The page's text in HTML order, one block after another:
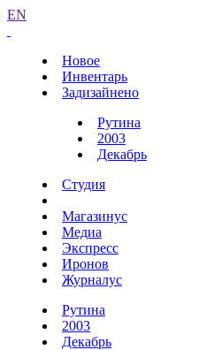
EN
Новое
Инвентарь
Задизайнено
Рутина
2003
Декабрь
Студия
Магазинус
Медиа
Экспресс
Иронов
Журналус
Рутина
2003
Декабрь